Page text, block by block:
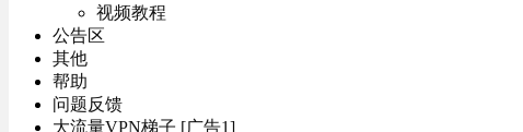
视频教程
公告区
其他
帮助
问题反馈
大流量VPN梯子 [广告1]